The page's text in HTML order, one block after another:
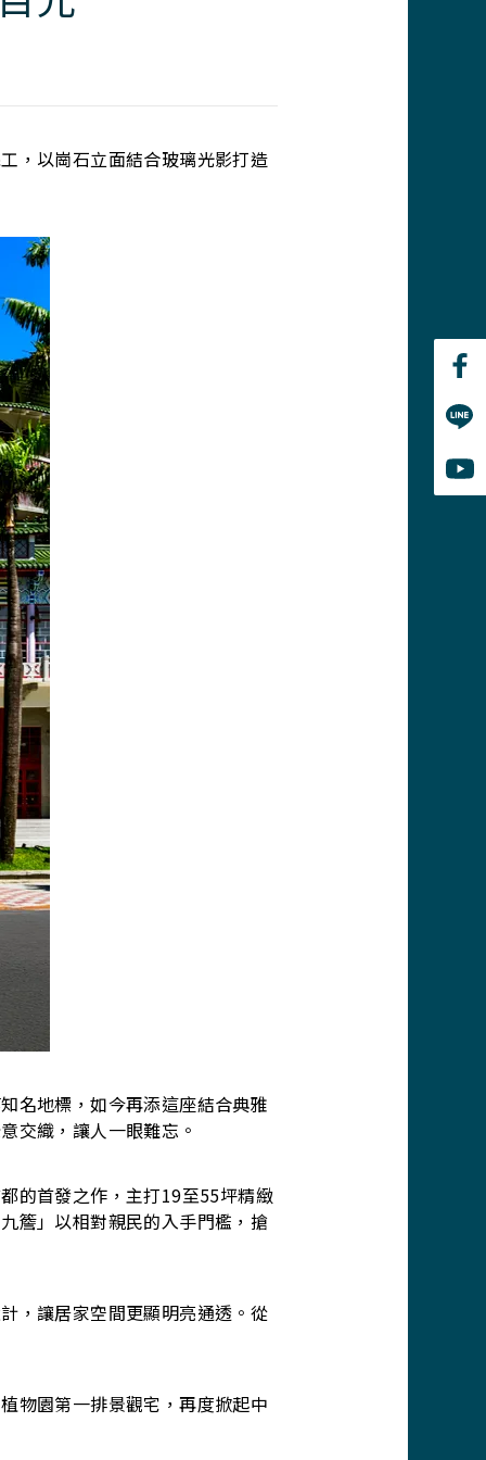
，以崗石立面結合玻璃光影打造
名地標，如今再添這座結合典雅
交織，讓人一眼難忘。
的首發之作，主打19至55坪精緻
簷」以相對親民的入手門檻，搶
，讓居家空間更顯明亮通透。從
物園第一排景觀宅，再度掀起中